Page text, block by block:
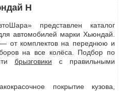
H
представлен каталог
автомобилей марки Хьюндай.
от комплектов на переднюю и
на все колёса. Подбор по
брызговики с правильными
покрытие кузова,